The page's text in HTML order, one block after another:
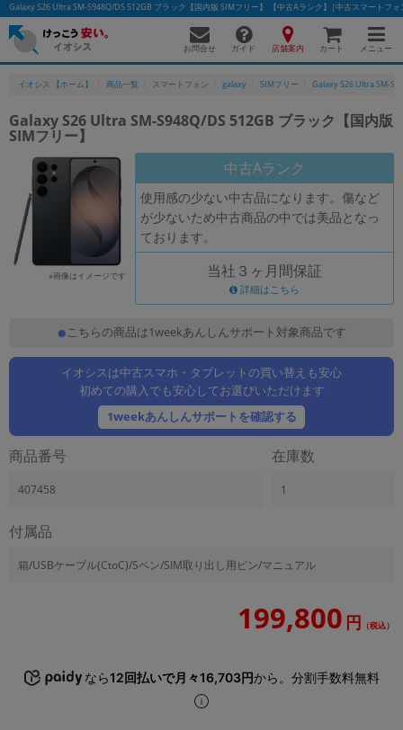
Galaxy S26 Ultra SM-S948Q/DS 512GB ブラック【国内版 SIMフリー】 【中古Aランク】|中古スマートフ
お問合せ ガイド 店舗案内 カート メニュー
イオシス 【ホーム】 商品一覧 スマートフォン galaxy SIMフリー Galaxy S26 Ultra SM-
Galaxy S26 Ultra SM-S948Q/DS 512GB ブラック【国内版
SIMフリー】
※画像はイメージです
中古Aランク
使用感の少ない中古品になります。傷など
が少ないため中古商品の中では美品となっ
ております。
当社３ヶ月間保証
詳細はこちら
こちらの商品は1weekあんしんサポート対象商品です
イオシスは中古スマホ・タブレットの買い替えも安心
初めての購入でも安心してお選びいただけます
1weekあんしんサポートを確認する
商品番号
407458
在庫数
1
付属品
箱/USBケーブル(CtoC)/Sペン/SIM取り出し用ピン/マニュアル
199,800 円 （税込）
なら12回払いで月々16,703円から。分割手数料無料
かんたんパソコン検索に切り替える
フリーワード
除外ワード
人気の検索ワード： Let's note
商品ジャンルの絞り込み
「スマートフォン」「タブレット」など
シリーズ
商品シリーズ名・ブランド名の絞り込み。
「iPhone」「Xperia」「Galaxy」など
メーカー
製造、販売メーカーの絞り込み
商品の搭載機能による絞り込み
「5G対応」「防水」「ワンセグ」など
ドライブ
CPU